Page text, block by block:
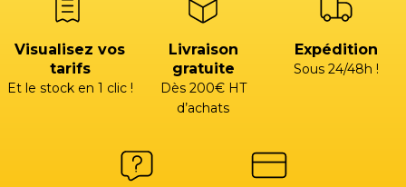
Visualisez vos
tarifs
Et le stock en 1 clic !
Livraison
gratuite
Dès 200€ HT
d’achats
Expédition
Sous 24/48h !